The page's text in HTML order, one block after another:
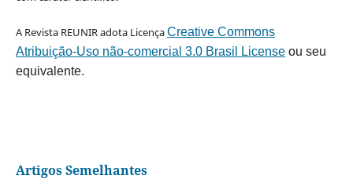
A Revista REUNIR adota LicençaCreative Commons
Atribuição-Uso não-comercial 3.0 Brasil Licenseou seu
equivalente.
Artigos Semelhantes